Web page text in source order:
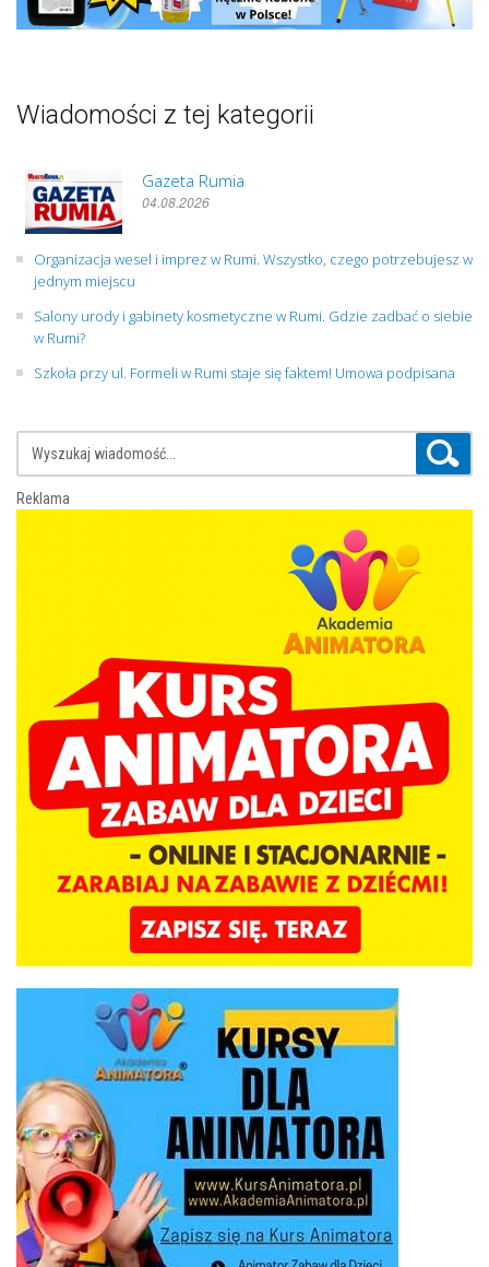
Wiadomości z tej kategorii
Gazeta Rumia
04.08.2026
Organizacja wesel i imprez w Rumi. Wszystko, czego potrzebujesz w
jednym miejscu
Salony urody i gabinety kosmetyczne w Rumi. Gdzie zadbać o siebie
w Rumi?
Szkoła przy ul. Formeli w Rumi staje się faktem! Umowa podpisana
Reklama